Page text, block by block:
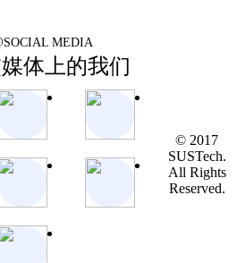
MEDIA
体上的我们
© 2017
SUSTech.
All Rights
Reserved.